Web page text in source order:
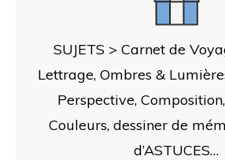
SUJETS > Carnet de
Lettrage, Ombres &
Perspective,
Couleurs, dessiner de
d’ASTUCES…